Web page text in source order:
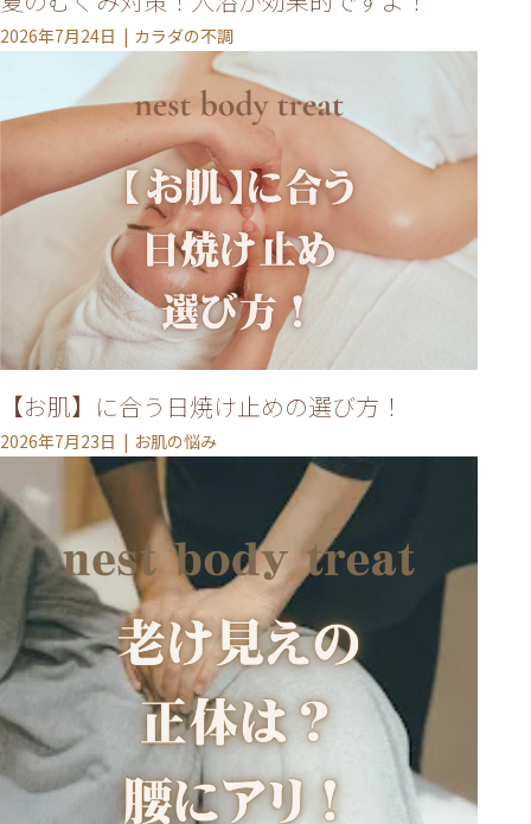
2026年7月24日 カラダの不調
【お肌】に合う日焼け止めの選び方！
2026年7月23日 お肌の悩み